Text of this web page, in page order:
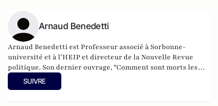
Arnaud Benedetti
Arnaud Benedetti est Professeur associé à Sorbonne-
université et à l’HEIP et directeur de la Nouvelle Revue
politique. Son dernier ouvrage, "Comment sont morts les
politiques ? Le grand malaise du pouvoir", est publié aux
éditions du Cerf (4 Novembre 2021).
SUIVRE